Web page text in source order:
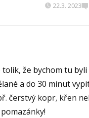
22.3. 2023
že bychom tu
a do 30 minut
čerstvý kopr, křen